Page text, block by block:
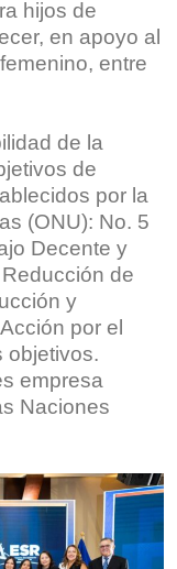
hijos de
en apoyo al
entre
de la
de
por la
(ONU): No. 5
Decente y
de
y
por el
objetivos.
empresa
Naciones